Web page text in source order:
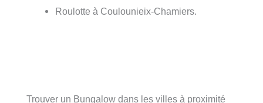
Roulotte à Coulounieix-Chamiers.
Trouver un Bungalow dans les villes à proximité